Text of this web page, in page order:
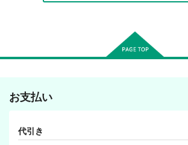
お支払い
代引き